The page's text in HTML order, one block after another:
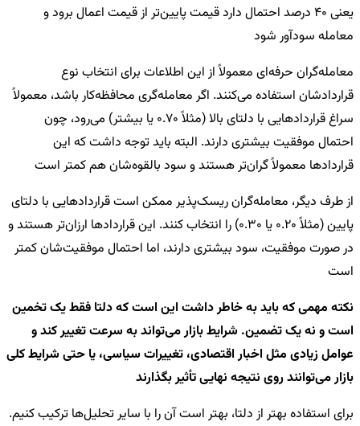
یعنی 40 درصد احتمال دارد قیمت پایین‌تر از قیمت اعمال برود و
معامله سودآور شود
معامله‌گران حرفه‌ای معمولاً از این اطلاعات برای انتخاب نوع
قراردادشان استفاده می‌کنند. اگر معامله‌گری محافظه‌کار باشد، معمولاً
سراغ قراردادهایی با دلتای بالا (مثلاً 0.70 یا بیشتر) می‌رود، چون
احتمال موفقیت بیشتری دارند. البته باید توجه داشت که این
قراردادها معمولاً گران‌تر هستند و سود بالقوه‌شان هم کمتر است
از طرف دیگر، معامله‌گران ریسک‌پذیر ممکن است قراردادهایی با دلتای
پایین (مثلاً 0.20 یا 0.30) را انتخاب کنند. این قراردادها ارزان‌تر هستند و
در صورت موفقیت، سود بیشتری دارند، اما احتمال موفقیت‌شان کمتر
است
نکته مهمی که باید به خاطر داشت این است که دلتا فقط یک تخمین
است و نه یک تضمین. شرایط بازار می‌تواند به سرعت تغییر کند و
عوامل زیادی مثل اخبار اقتصادی، تغییرات سیاسی، یا حتی شرایط کلی
بازار می‌توانند روی نتیجه نهایی تأثیر بگذارند
برای استفاده بهتر از دلتا، بهتر است آن را با سایر تحلیل‌ها ترکیب کنیم.